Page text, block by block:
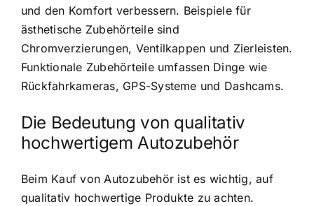
und den Komfort verbessern. Beispiele für
ästhetische Zubehörteile sind
Chromverzierungen, Ventilkappen und Zierleisten.
Funktionale Zubehörteile umfassen Dinge wie
Rückfahrkameras, GPS-Systeme und Dashcams.
Die Bedeutung von qualitativ
hochwertigem Autozubehör
Beim Kauf von Autozubehör ist es wichtig, auf
qualitativ hochwertige Produkte zu achten.